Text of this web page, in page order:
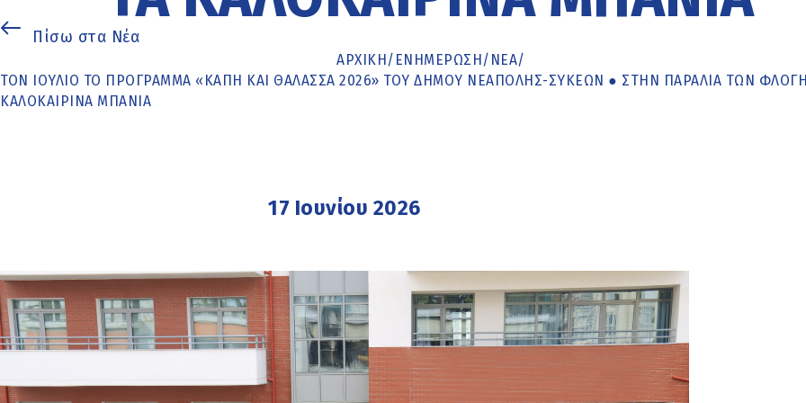
Πίσω στα Νέα
ΑΡΧΙΚΉ/ ΕΝΗΜΈΡΩΣΗ/ ΝΕΑ/
ΤΟΝ ΙΟΎΛΙΟ ΤΟ ΠΡΌΓΡΑΜΜΑ «ΚΑΠΗ ΚΑΙ ΘΆΛΑΣΣΑ 2026» ΤΟΥ ΔΉΜΟΥ ΝΕΆΠΟΛΗΣ-ΣΥΚΕΏΝ ● ΣΤΗΝ ΠΑΡΑΛΊΑ ΤΩΝ
ΚΑΛΟΚΑΙΡΙΝΆ ΜΠΆΝΙΑ
17 Ιουνίου 2026